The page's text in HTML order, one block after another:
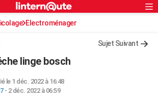
ville
S'inscrire
Connexion
Electroménager
Sujet Suivant
linge bosch
le 1 déc. 2022 à 16:48
- 2 déc. 2022 à 06:59